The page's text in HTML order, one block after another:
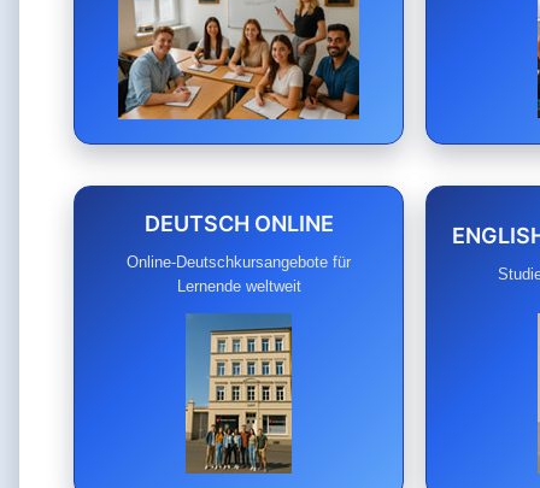
DEUTSCH ONLINE
Online-Deutschkursangebote für
Lernende weltweit